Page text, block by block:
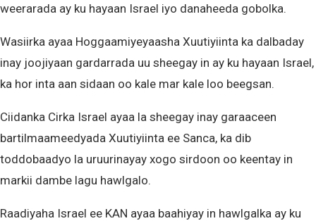
weerarada ay ku hayaan Israel iyo danaheeda gobolka.
Wasiirka ayaa Hoggaamiyeyaasha Xuutiyiinta ka dalbaday
inay joojiyaan gardarrada uu sheegay in ay ku hayaan Israel,
ka hor inta aan sidaan oo kale mar kale loo beegsan.
Ciidanka Cirka Israel ayaa la sheegay inay garaaceen
bartilmaameedyada Xuutiyiinta ee Sanca, ka dib
toddobaadyo la uruurinayay xogo sirdoon oo keentay in
markii dambe lagu hawlgalo.
Raadiyaha Israel ee KAN ayaa baahiyay in hawlgalka ay ku